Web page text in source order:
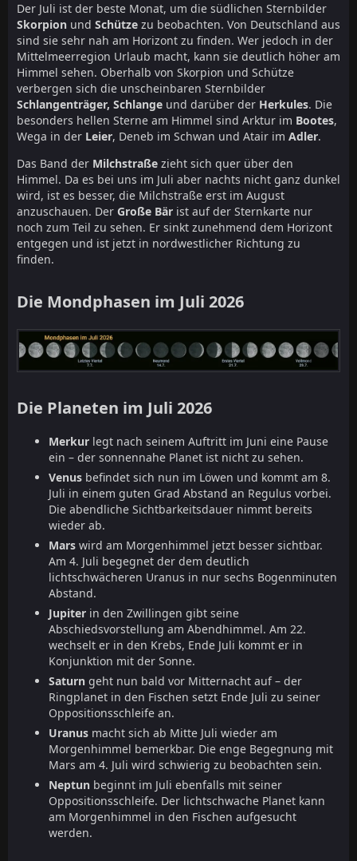
Der Juli ist der beste Monat, um die südlichen Sternbilder
Skorpion und Schütze zu beobachten. Von Deutschland aus
sind sie sehr nah am Horizont zu finden. Wer jedoch in der
Mittelmeerregion Urlaub macht, kann sie deutlich höher am
Himmel sehen. Oberhalb von Skorpion und Schütze
verbergen sich die unscheinbaren Sternbilder
Schlangenträger, Schlange und darüber der Herkules. Die
besonders hellen Sterne am Himmel sind Arktur im Bootes,
Wega in der Leier, Deneb im Schwan und Atair im Adler.
Das Band der Milchstraße zieht sich quer über den
Himmel. Da es bei uns im Juli aber nachts nicht ganz dunkel
wird, ist es besser, die Milchstraße erst im August
anzuschauen. Der Große Bär ist auf der Sternkarte nur
noch zum Teil zu sehen. Er sinkt zunehmend dem Horizont
entgegen und ist jetzt in nordwestlicher Richtung zu
finden.
Die Mondphasen im Juli 2026
Die Planeten im Juli 2026
Merkur legt nach seinem Auftritt im Juni eine Pause
ein – der sonnennahe Planet ist nicht zu sehen.
Venus befindet sich nun im Löwen und kommt am 8.
Juli in einem guten Grad Abstand an Regulus vorbei.
Die abendliche Sichtbarkeitsdauer nimmt bereits
wieder ab.
Mars wird am Morgenhimmel jetzt besser sichtbar.
Am 4. Juli begegnet der dem deutlich
lichtschwächeren Uranus in nur sechs Bogenminuten
Abstand.
Jupiter in den Zwillingen gibt seine
Abschiedsvorstellung am Abendhimmel. Am 22.
wechselt er in den Krebs, Ende Juli kommt er in
Konjunktion mit der Sonne.
Saturn geht nun bald vor Mitternacht auf – der
Ringplanet in den Fischen setzt Ende Juli zu seiner
Oppositionsschleife an.
Uranus macht sich ab Mitte Juli wieder am
Morgenhimmel bemerkbar. Die enge Begegnung mit
Mars am 4. Juli wird schwierig zu beobachten sein.
Neptun beginnt im Juli ebenfalls mit seiner
Oppositionsschleife. Der lichtschwache Planet kann
am Morgenhimmel in den Fischen aufgesucht
werden.